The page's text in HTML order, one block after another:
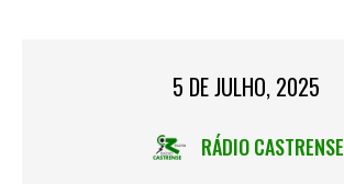
5 DE JULHO, 2025
RÁDIO CASTRENSE